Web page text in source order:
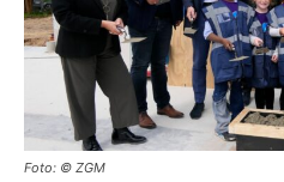
Foto: © ZGM